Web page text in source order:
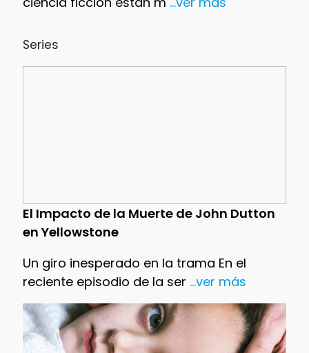
Series
El Impacto de la Muerte de John Dutton
en Yellowstone
Un giro inesperado en la trama En el
reciente episodio de la ser ...ver más